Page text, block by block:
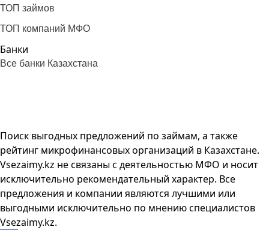
ТОП займов
ТОП компаний МФО
Банки
Все банки Казахстана
Поиск выгодных предложений по займам, а также
рейтинг микрофинансовых организаций в Казахстане.
Vsezaimy.kz не связаны с деятельностью МФО и носит
исключительно рекомендательный характер. Все
предложения и компании являются лучшими или
выгодными исключительно по мнению специалистов
Vsezaimy.kz.